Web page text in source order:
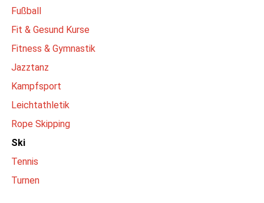
Fußball
Fit & Gesund Kurse
Fitness & Gymnastik
Jazztanz
Kampfsport
Leichtathletik
Rope Skipping
Ski
Tennis
Turnen